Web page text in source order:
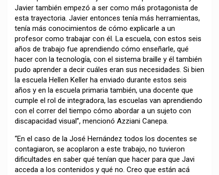
Javier también empezó a ser como más protagonista de
esta trayectoria. Javier entonces tenía más herramientas,
tenía más conocimientos de cómo explicarle a un
profesor como trabajar con él. La escuela, con estos seis
años de trabajo fue aprendiendo cómo enseñarle, qué
hacer con la tecnología, con el sistema braille y él también
pudo aprender a decir cuáles eran sus necesidades. Si bien
la escuela Hellen Keller ha enviado durante estos seis
años y en la escuela primaria también, una docente que
cumple el rol de integradora, las escuelas van aprendiendo
con el correr del tiempo cómo abordar a un sujeto con
discapacidad visual”, mencionó Azziani Canepa.
“En el caso de la José Hernández todos los docentes se
contagiaron, se acoplaron a este trabajo, no tuvieron
dificultades en saber qué tenían que hacer para que Javi
acceda a los contenidos y qué no. Creo que están acá